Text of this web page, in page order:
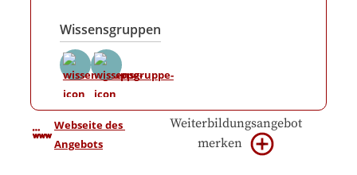
Wissensgruppen
Webseite des
Angebots
Weiterbildungsangebot
merken